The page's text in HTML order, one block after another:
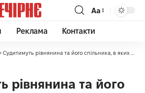
Аа
Реклама Контакти
Судитимуть рівнянина та його спільника, в яких знайшли фальсифікату майже на мільйон
рівнянина та його